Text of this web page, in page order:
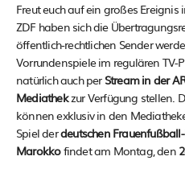
Freut euch auf ein großes
ZDF haben sich die
öffentlich-rechtlichen Sender
Vorrundenspiele im regulären
natürlich auch per Stream in der
Mediathekzur Verfügung stellen.
können exklusiv in den
Spiel derdeutschen
Marokkofindet am Montag, den